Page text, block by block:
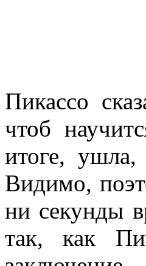
Пикассо
чтоб
итоге, ушла,
Видимо,
ни секунды
так, как